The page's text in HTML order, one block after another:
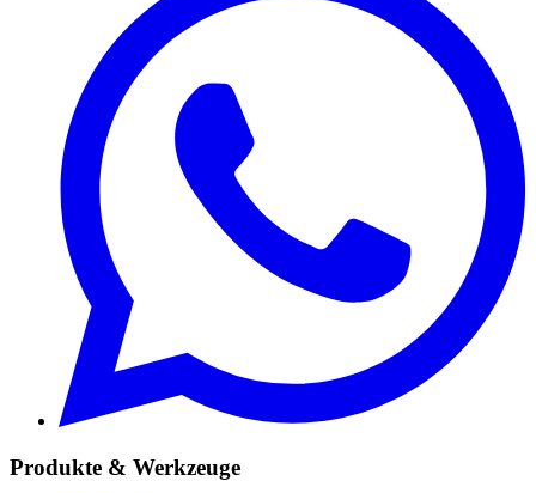
Produkte & Werkzeuge